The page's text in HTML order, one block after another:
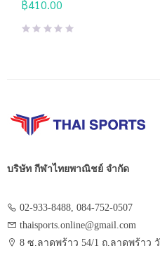
฿410.00
บริษัท กีฬาไทยพาณิชย์ จำกัด
02-933-8488, 084-752-0507
thaisports.online@gmail.com
8 ซ.ลาดพร้าว 54/1 ถ.ลาดพร้าว